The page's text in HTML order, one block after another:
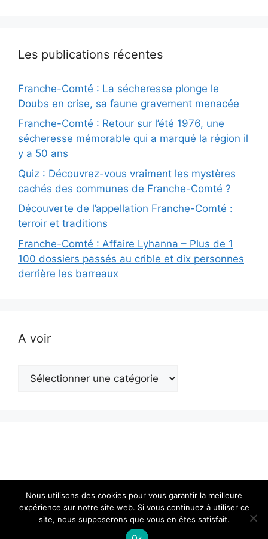
Les publications récentes
Franche-Comté : La sécheresse plonge le
Doubs en crise, sa faune gravement menacée
Franche-Comté : Retour sur l’été 1976, une
sécheresse mémorable qui a marqué la région il
y a 50 ans
Quiz : Découvrez-vous vraiment les mystères
cachés des communes de Franche-Comté ?
Découverte de l’appellation Franche-Comté :
terroir et traditions
Franche-Comté : Affaire Lyhanna – Plus de 1
100 dossiers passés au crible et dix personnes
derrière les barreaux
A voir
voir
© 2026 Actualité en Franche-Comté• Construit avec
Nous utilisons des cookies pour vous garantir la meilleure
expérience sur notre site web. Si vous continuez à utiliser ce
site, nous supposerons que vous en êtes satisfait.